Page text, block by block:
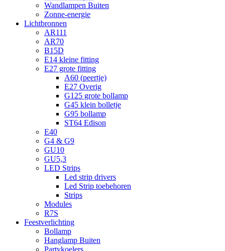
Wandlampen Buiten
Zonne-energie
Lichtbronnen
AR111
AR70
B15D
E14 kleine fitting
E27 grote fitting
A60 (peertje)
E27 Overig
G125 grote bollamp
G45 klein bolletje
G95 bollamp
ST64 Edison
E40
G4 & G9
GU10
GU5,3
LED Strips
Led strip drivers
Led Strip toebehoren
Strips
Modules
R7S
Feestverlichting
Bollamp
Hanglamp Buiten
Partykoelers